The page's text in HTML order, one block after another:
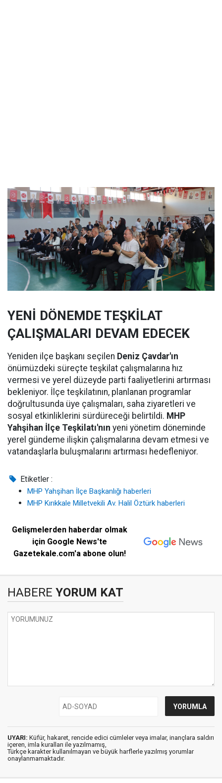
YENİ DÖNEMDE TEŞKİLAT
ÇALIŞMALARI DEVAM EDECEK
Yeniden ilçe başkanı seçilen Deniz Çavdar'ın
önümüzdeki süreçte teşkilat çalışmalarına hız
vermesi ve yerel düzeyde parti faaliyetlerini artırması
bekleniyor. İlçe teşkilatının, planlanan programlar
doğrultusunda üye çalışmaları, saha ziyaretleri ve
sosyal etkinliklerini sürdüreceği belirtildi. MHP
Yahşihan İlçe Teşkilatı'nın yeni yönetim döneminde
yerel gündeme ilişkin çalışmalarına devam etmesi ve
vatandaşlarla buluşmalarını artırması hedefleniyor.
Etiketler :
MHP Yahşihan İlçe Başkanlığı haberleri
MHP Kırıkkale Milletvekili Av. Halil Öztürk haberleri
Gelişmelerden haberdar olmak
için Google News'te
Gazetekale.com'a abone olun!
HABERE YORUM KAT
UYARI: Küfür, hakaret, rencide edici cümleler veya imalar, inançlara saldırı
içeren, imla kuralları ile yazılmamış,
Türkçe karakter kullanılmayan ve büyük harflerle yazılmış yorumlar
onaylanmamaktadır.